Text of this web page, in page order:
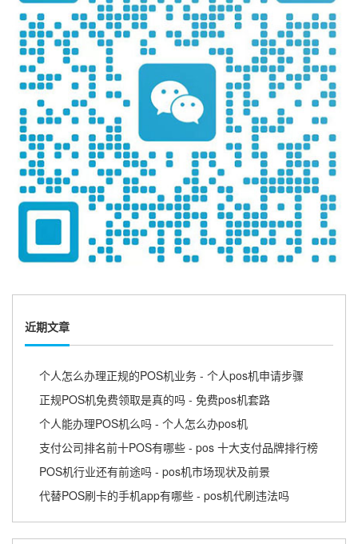
近期文章
个人怎么办理正规的POS机业务 - 个人pos机申请步骤
正规POS机免费领取是真的吗 - 免费pos机套路
个人能办理POS机么吗 - 个人怎么办pos机
支付公司排名前十POS有哪些 - pos 十大支付品牌排行榜
POS机行业还有前途吗 - pos机市场现状及前景
代替POS刷卡的手机app有哪些 - pos机代刷违法吗